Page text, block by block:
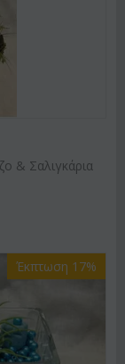
& Σαλιγκάρια
Έκπτωση 17%